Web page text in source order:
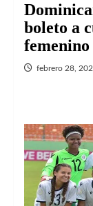
boleto a
femenino
febrero 28,